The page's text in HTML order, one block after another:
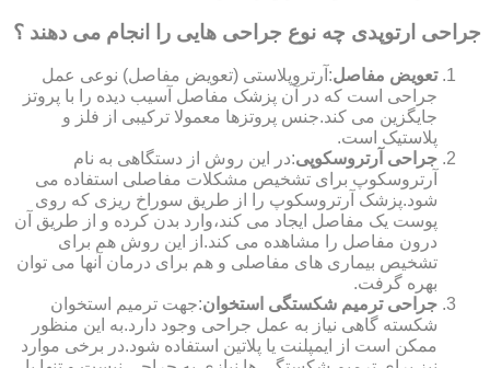
جراحی ارتوپدی چه نوع جراحی هایی را انجام می دهند ؟
تعویض مفاصل:آرتروپلاستی (تعویض مفاصل) نوعی عمل
جراحی است که در آن پزشک مفاصل آسیب دیده را با پروتز
جایگزین می کند.جنس پروتزها معمولا ترکیبی از فلز و
پلاستیک است.
جراحی آرتروسکوپی:در این روش از دستگاهی به نام
آرتروسکوپ برای تشخیص مشکلات مفاصلی استفاده می
شود.پزشک آرتروسکوپ را از طریق سوراخ ریزی که روی
پوست یک مفاصل ایجاد می کند،وارد بدن کرده و از طریق آن
درون مفاصل را مشاهده می کند.از این روش هم برای
تشخیص بیماری های مفاصلی و هم برای درمان آنها می توان
بهره گرفت.
جراحی ترمیم شکستگی استخوان:جهت ترمیم استخوان
شکسته گاهی نیاز به عمل جراحی وجود دارد.به این منظور
ممکن است از ایمپلنت یا پلاتین استفاده شود.در برخی موارد